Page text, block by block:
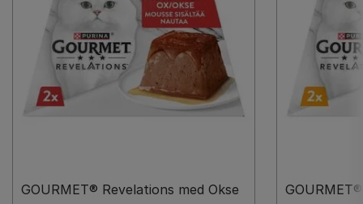
GOURMET® Revelations med Okse